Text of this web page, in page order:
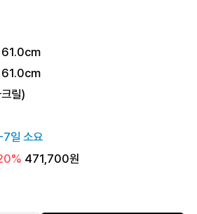
61.0cm
61.0cm
릴)
일 소요
% 471,700원